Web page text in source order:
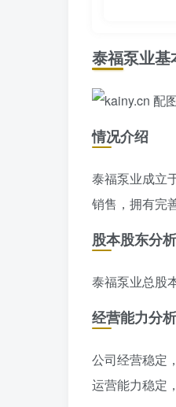
泰福泵业基
情况介绍
泰福泵业成立
销售，拥有完
股本股东分析
泰福泵业总股
经营能力分析
公司经营稳定
运营能力稳定